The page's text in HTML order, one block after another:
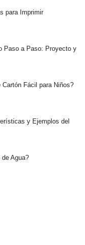
para Imprimir
Paso a Paso: Proyecto y
Fácil para Niños?
y Ejemplos del
Agua?